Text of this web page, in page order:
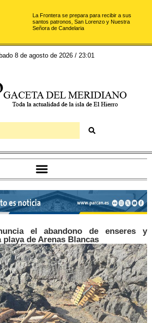
La Frontera se prepara para recibir a sus
santos patronos, San Lorenzo y Nuestra
Señora de Candelaria
8 de agosto de 2026 / 23:01
el abandono de enseres y
de Arenas Blancas